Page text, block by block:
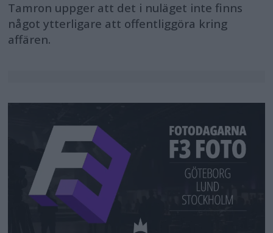
Tamron uppger att det i nuläget inte finns
något ytterligare att offentliggöra kring
affären.